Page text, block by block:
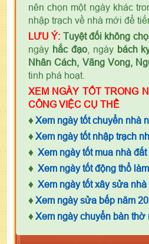
nên chọn một ngày khác
nhập trạch về nhà mới để
LƯU Ý: Tuyệt đối không
ngày hắc đạo, ngày bách
Nhân Cách, Vãng Vong,
tinh phá hoạt.
XEM NGÀY TỐT TRONG
CÔNG VIỆC CỤ THỂ
♦ Xem ngày tốt chuyển nhà
♦ Xem ngày tốt nhập trạch
♦ Xem ngày tốt mua nhà
♦ Xem ngày tốt động thổ
♦ Xem ngày tốt xây sửa
♦ Xem ngày sửa bếp năm
♦ Xem ngày chuyển bàn thờ